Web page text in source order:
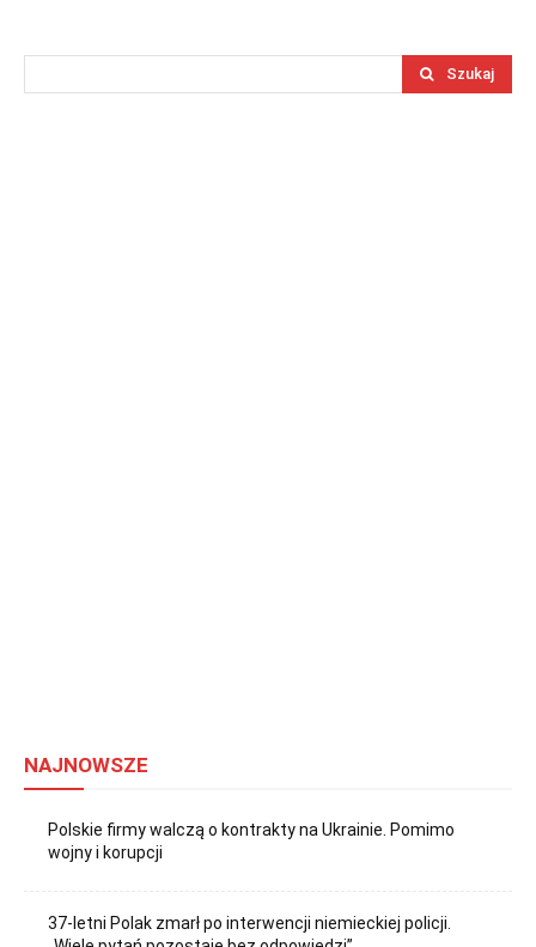
Szukaj
NAJNOWSZE
Polskie firmy walczą o kontrakty na Ukrainie. Pomimo
wojny i korupcji
37-letni Polak zmarł po interwencji niemieckiej policji.